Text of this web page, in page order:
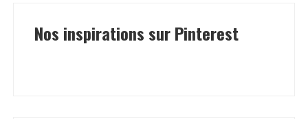
Nos inspirations sur Pinterest